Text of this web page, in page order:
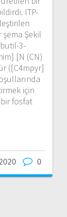
ITP-
şema Şekil
3-
[N (CN)
([C4mpyr]
için
bir fosfat
0